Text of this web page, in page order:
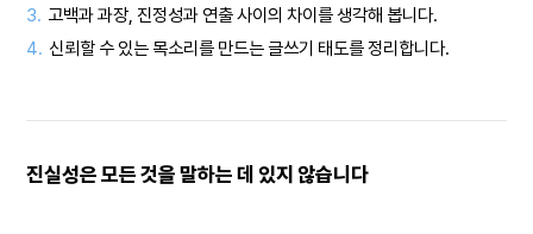
3. 고백과 과장, 진정성과 연출 사이의 차이를 생각해 봅니다.
4. 신뢰할 수 있는 목소리를 만드는 글쓰기 태도를 정리합니다.
진실성은 모든 것을 말하는 데 있지 않습니다